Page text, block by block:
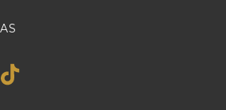
TikTok